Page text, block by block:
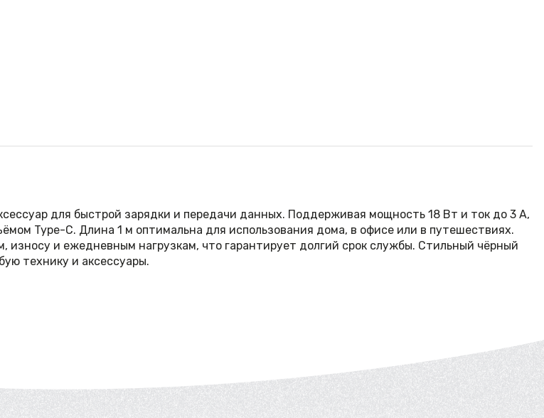
для быстрой зарядки и передачи данных. Поддерживая мощность 18 Вт и ток до 3 A,
Type-C. Длина 1 м оптимальна для использования дома, в офисе или в путешествиях.
износу и ежедневным нагрузкам, что гарантирует долгий срок службы. Стильный чёрный
технику и аксессуары.